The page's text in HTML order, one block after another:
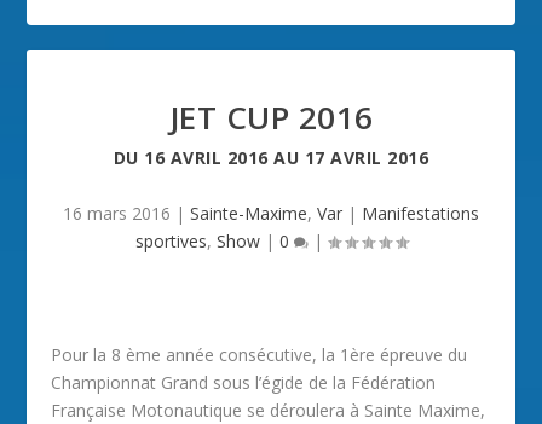
JET CUP 2016
DU 16 AVRIL 2016 AU 17 AVRIL 2016
16 mars 2016 | Sainte-Maxime, Var | Manifestations
sportives, Show| 0 |
Pour la 8 ème année consécutive, la 1ère épreuve du
Championnat Grand sous l’égide de la Fédération
Française Motonautique se déroulera à Sainte Maxime,